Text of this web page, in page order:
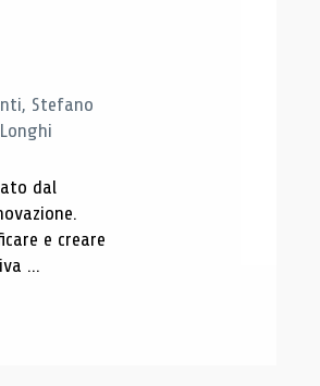
Stefano
dal
e creare
...